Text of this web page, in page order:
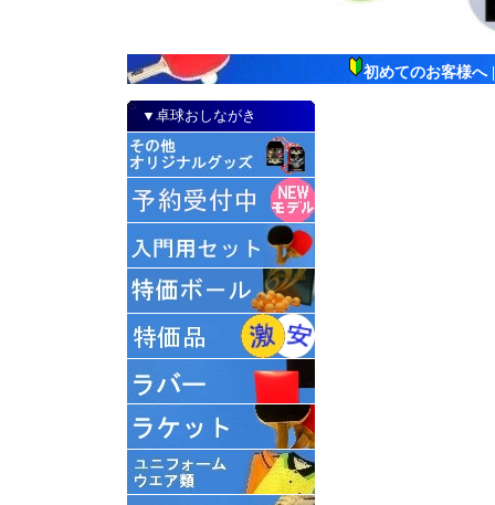
初めてのお客様へ
▼卓球おしながき